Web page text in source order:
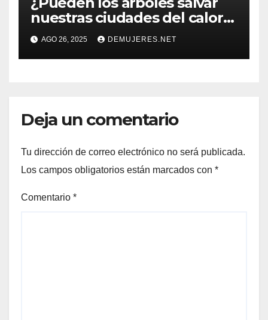
nuestras ciudades del calor
extremo?
AGO 26, 2025 DEMUJERES.NET
Deja un comentario
Tu dirección de correo electrónico no será publicada.
Los campos obligatorios están marcados con *
Comentario *